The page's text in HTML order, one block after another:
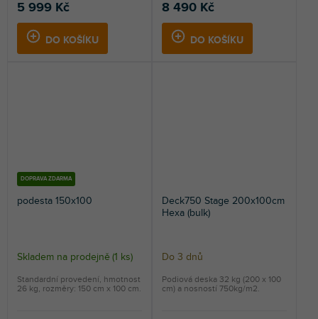
5 999 Kč
DO KOŠÍKU
8 490 Kč
DO KOŠÍKU
DOPRAVA ZDARMA
podesta 150x100
Skladem na prodejně (1 ks)
Standardní provedení, hmotnost
26 kg, rozměry: 150 cm x 100 cm.
Deck750 Stage 200x100cm
Hexa (bulk)
Do 3 dnů
Podiová deska 32 kg (200 x 100
cm) a nosností 750kg/m2.